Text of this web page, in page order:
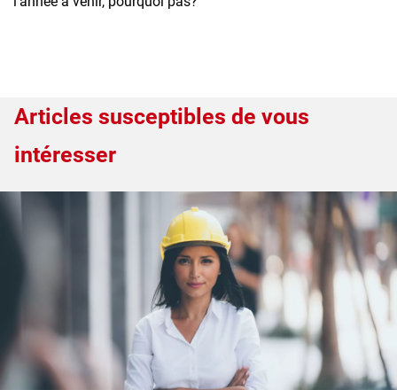
Articles susceptibles de vous
intéresser